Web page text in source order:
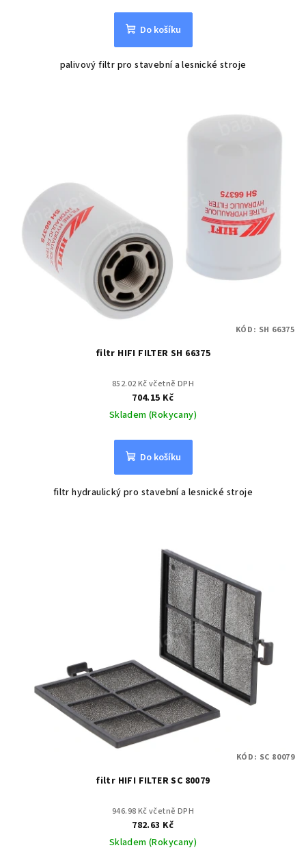
Do košíku
palivový filtr pro stavební a lesnické stroje
filtr HIFI FILTER SH 66375
852.02 Kč včetně DPH
704.15 Kč
Skladem (Rokycany)
Do košíku
filtr hydraulický pro stavební a lesnické stroje
KÓD: SH 66375
filtr HIFI FILTER SC 80079
946.98 Kč včetně DPH
782.63 Kč
Skladem (Rokycany)
KÓD: SC 80079